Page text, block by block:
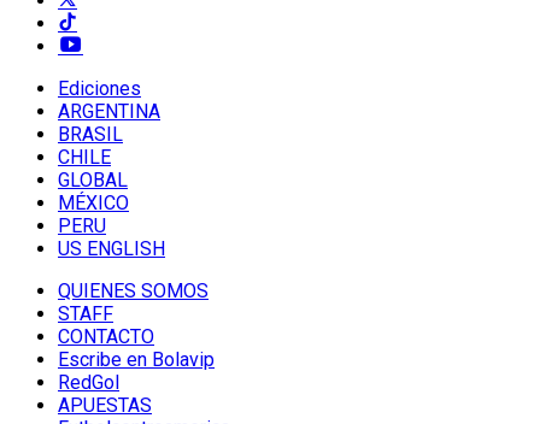
Ediciones
ARGENTINA
BRASIL
CHILE
GLOBAL
MÉXICO
PERU
US ENGLISH
QUIENES SOMOS
STAFF
CONTACTO
Escribe en Bolavip
RedGol
APUESTAS